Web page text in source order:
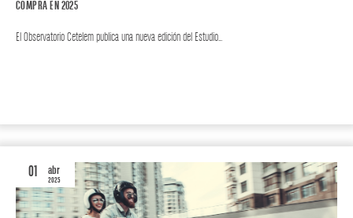
COMPRA EN 2025
El Observatorio Cetelem publica una nueva edición del Estudio…
01 abr
2025